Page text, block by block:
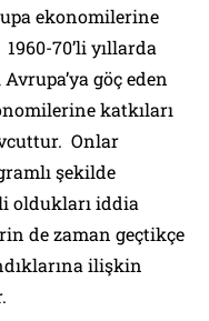
ekonomilerine
70’li yıllarda
göç eden
katkıları
Onlar
şekilde
oldukları iddia
de zaman geçtikçe
ilişkin